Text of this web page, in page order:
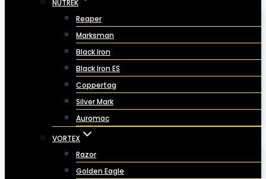
NUTREK
Reaper
Marksman
Black Iron
Black Iron ES
Coppertag
Silver Mark
Auromac
VORTEX
Razor
Golden Eagle